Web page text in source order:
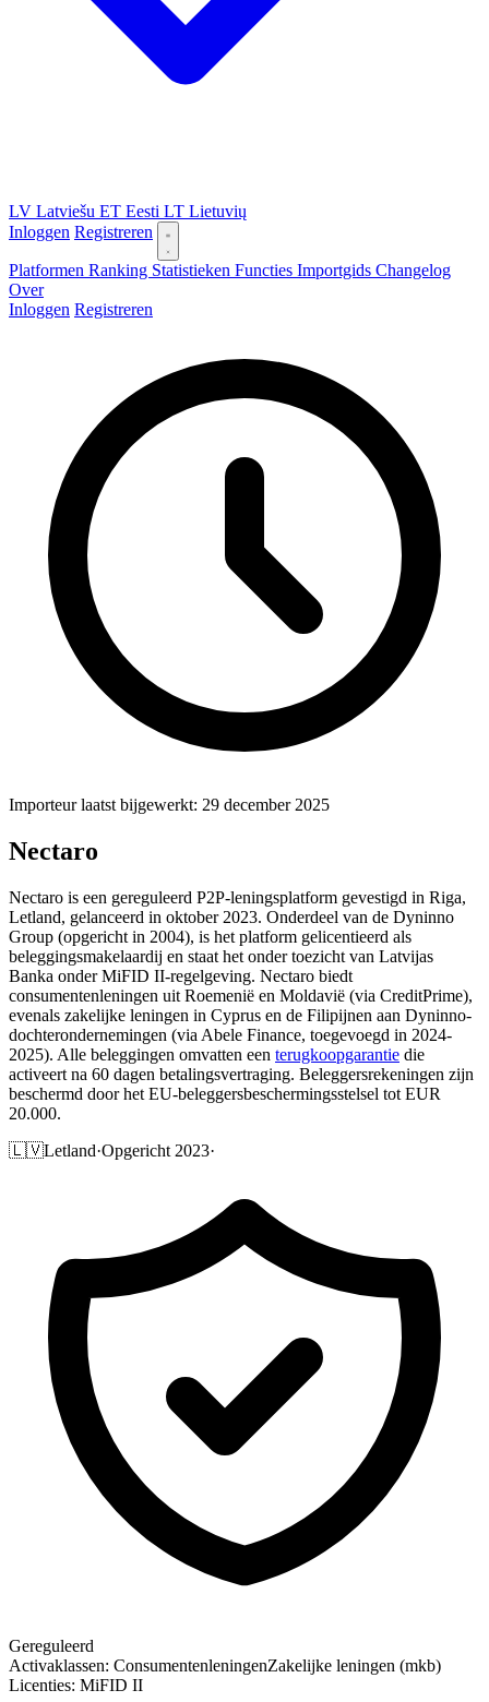
LV Latviešu ET Eesti LT Lietuvių
Inloggen Registreren
Platformen Ranking Statistieken Functies Importgids Changelog
Over
Inloggen Registreren
Importeur laatst bijgewerkt: 29 december 2025
Nectaro
Nectaro is een gereguleerd P2P-leningsplatform gevestigd in Riga,
Letland, gelanceerd in oktober 2023. Onderdeel van de Dyninno
Group (opgericht in 2004), is het platform gelicentieerd als
beleggingsmakelaardij en staat het onder toezicht van Latvijas
Banka onder MiFID II-regelgeving. Nectaro biedt
consumentenleningen uit Roemenië en Moldavië (via CreditPrime),
evenals zakelijke leningen in Cyprus en de Filipijnen aan Dyninno-
dochterondernemingen (via Abele Finance, toegevoegd in 2024-
2025). Alle beleggingen omvatten een terugkoopgarantie die
activeert na 60 dagen betalingsvertraging. Beleggersrekeningen zijn
beschermd door het EU-beleggersbeschermingsstelsel tot EUR
20.000.
🇱🇻Letland·Opgericht 2023·
Gereguleerd
Activaklassen: ConsumentenleningenZakelijke leningen (mkb)
Licenties: MiFID II